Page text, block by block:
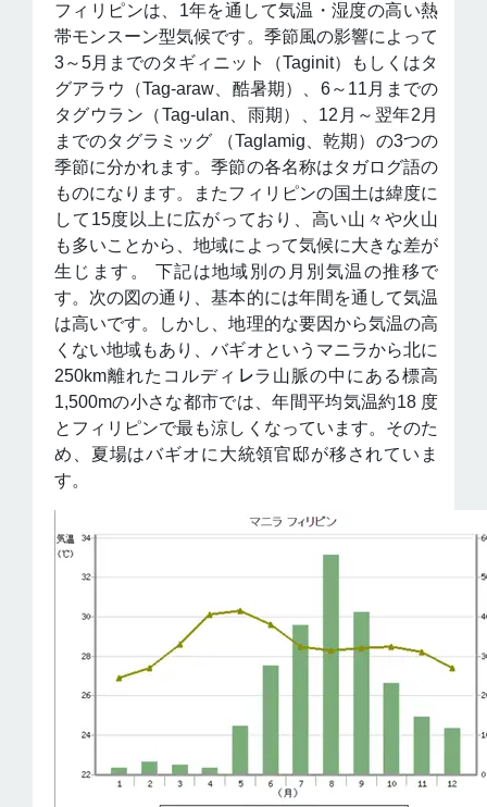
フィリピンは、1年を通して気温・湿度の高い熱
帯モンスーン型気候です。季節風の影響によって
3～5月までのタギィニット（Taginit）もしくはタ
グアラウ（Tag-araw、酷暑期）、6～11月までの
タグウラン（Tag-ulan、雨期）、12月～翌年2月
までのタグラミッグ （Taglamig、乾期）の3つの
季節に分かれます。季節の各名称はタガログ語の
ものになります。またフィリピンの国土は緯度に
して15度以上に広がっており、高い山々や火山
も多いことから、地域によって気候に大きな差が
生じます。 下記は地域別の月別気温の推移で
す。次の図の通り、基本的には年間を通して気温
は高いです。しかし、地理的な要因から気温の高
くない地域もあり、バギオというマニラから北に
250km離れたコルディ㆑ラ山脈の中にある標高
1,500mの小さな都市では、年間平均気温約18 度
とフィリピンで最も涼しくなっています。そのた
め、夏場はバギオに大統領官邸が移されていま
す。